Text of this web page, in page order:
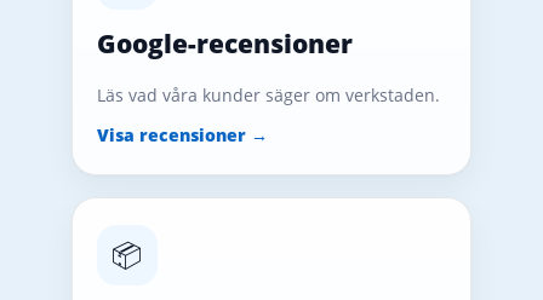
Google-recensioner
Läs vad våra kunder säger om verkstaden.
Visa recensioner →
📦